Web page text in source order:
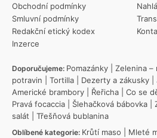
Obchodní podmínky
Smluvní podmínky
Redakční etický kodex
Inzerce
Doporučujeme: Pomazánky Zelenina –
potravin
Tortilla Dezerty a zákusky
Americké brambory
Řeřicha Co se
Pravá focaccia
Šlehačková bábovka
salát
Třešňová bublanina
Oblíbené kategorie: Krůtí maso Mleté